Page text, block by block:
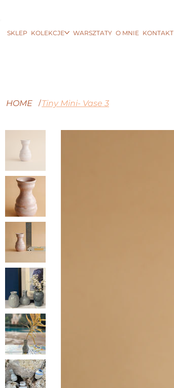
SKLEP KOLEKCJE WARSZTATY O MNIE KONTAKT
HOME /Tiny Mini- Vase 3